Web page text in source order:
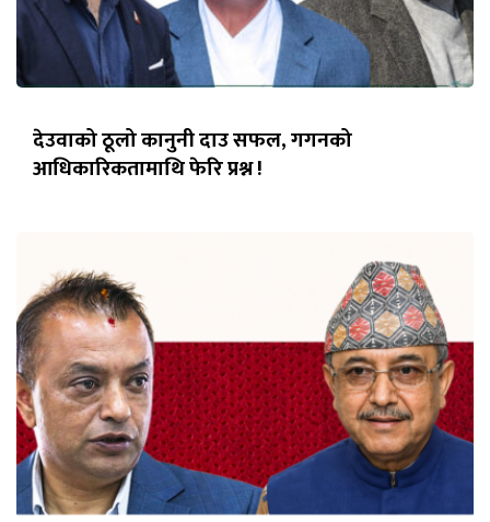
देउवाको ठूलो कानुनी दाउ सफल, गगनको
आधिकारिकतामाथि फेरि प्रश्न !